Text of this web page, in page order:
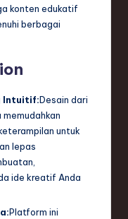
konten edukatif
berbagai
Intuitif:Desain dari
untuk
lepas
ide kreatif Anda
Platform ini